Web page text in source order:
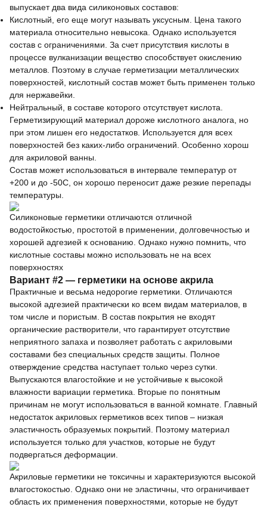
выпускает два вида силиконовых составов:
Кислотный, его еще могут называть уксусным. Цена такого
материала относительно невысока. Однако используется
состав с ограничениями. За счет присутствия кислоты в
процессе вулканизации вещество способствует окислению
металлов. Поэтому в случае герметизации металлических
поверхностей, кислотный состав может быть применен только
для нержавейки.
Нейтральный, в составе которого отсутствует кислота.
Герметизирующий материал дороже кислотного аналога, но
при этом лишен его недостатков. Используется для всех
поверхностей без каких-либо ограничений. Особенно хорош
для акриловой ванны.
Состав может использоваться в интервале температур от
+200 и до -50С, он хорошо переносит даже резкие перепады
температуры.
Силиконовые герметики отличаются отличной
водостойкостью, простотой в применении, долговечностью и
хорошей адгезией к основанию. Однако нужно помнить, что
кислотные составы можно использовать не на всех
поверхностях
Вариант #2 — герметики на основе акрила
Практичные и весьма недорогие герметики. Отличаются
высокой адгезией практически ко всем видам материалов, в
том числе и пористым. В состав покрытия не входят
органические растворители, что гарантирует отсутствие
неприятного запаха и позволяет работать с акриловыми
составами без специальных средств защиты. Полное
отверждение средства наступает только через сутки.
Выпускаются влагостойкие и не устойчивые к высокой
влажности вариации герметика. Вторые по понятным
причинам не могут использоваться в ванной комнате. Главный
недостаток акриловых герметиков всех типов – низкая
эластичность образуемых покрытий. Поэтому материал
используется только для участков, которые не будут
подвергаться деформации.
Акриловые герметики не токсичны и характеризуются высокой
влагостокостью. Однако они не эластичны, что ограничивает
область их применения поверхностями, которые не будут